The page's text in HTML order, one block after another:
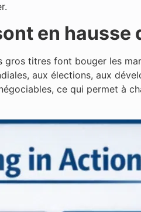
en hausse
titres font bouger les
aux élections, aux
ce qui permet à